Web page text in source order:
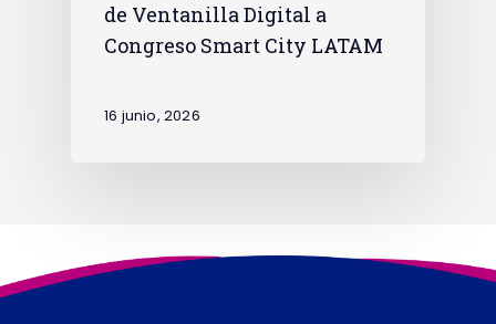
de Ventanilla Digital a
Congreso Smart City LATAM
16 junio, 2026